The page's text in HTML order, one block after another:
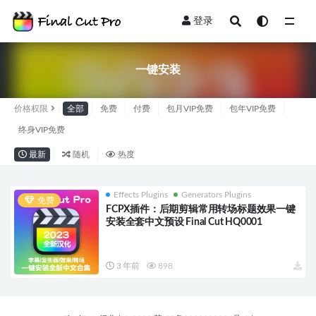
登录
一键安装
价格权限 全部 免费 付费 包月VIP免费 包年VIP免费
终身VIP免费
最新 随机 热度
免费
Effects Plugins Generators Plugins
FCPX插件：后期剪辑常用转场标题效果一键
安装全套中文预设 Final Cut HQ0001
3 年前 898